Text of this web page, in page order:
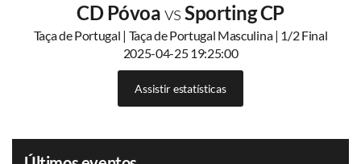
CD PóvoavsSporting CP
Taça de Portugal | Taça de Portugal Masculina | 1/2 Final
2025-04-25 19:25:00
Assistir estatísticas